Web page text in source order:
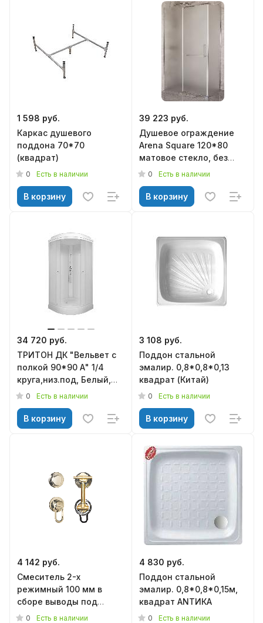
1 598 руб.
Каркас душевого
поддона 70*70
(квадрат)
0 Есть в наличии
В корзину
39 223 руб.
Душевое ограждение
Arena Square 120*80
матовое стекло, без
поддона, MIRSANT
0 Есть в наличии
В корзину
34 720 руб.
ТРИТОН ДК "Вельвет с
полкой 90*90 А" 1/4
круга,низ.под, Белый,
ДН4 (7 мест+сифон
0 Есть в наличии
В корзину
3 108 руб.
Поддон стальной
эмалир. 0,8*0,8*0,13
квадрат (Китай)
0 Есть в наличии
В корзину
4 142 руб.
Смеситель 2-х
режимный 100 мм в
сборе выводы под
хомут, арт.0921075002
0 Есть в наличии
4 830 руб.
Поддон стальной
эмалир. 0,8*0,8*0,15м,
квадрат АNТИКА
0 Есть в наличии